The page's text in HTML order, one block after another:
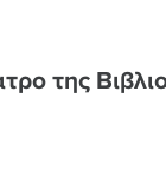
της